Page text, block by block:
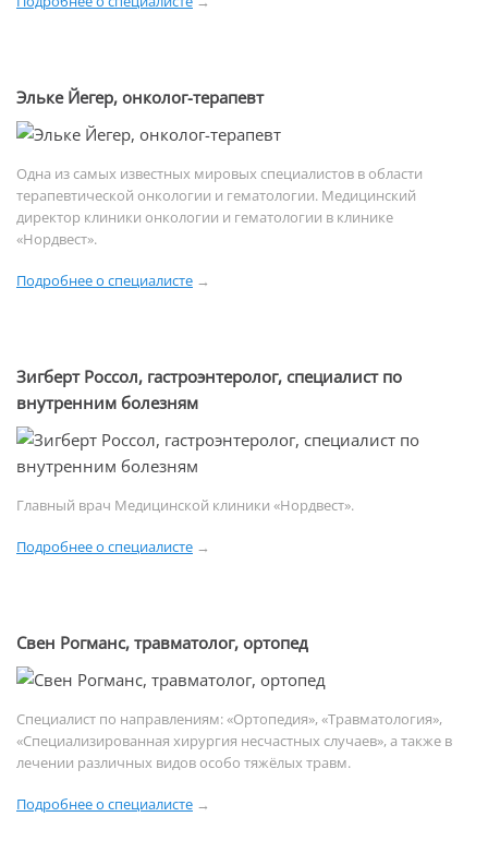
Эльке Йегер, онколог-терапевт
Одна из самых известных мировых специалистов в области
терапевтической онкологии и гематологии. Медицинский
директор клиники онкологии и гематологии в клинике
«Нордвест».
Подробнее о специалисте →
Зигберт Россол, гастроэнтеролог, специалист по
внутренним болезням
Главный врач Медицинской клиники «Нордвест».
Подробнее о специалисте →
Свен Рогманс, травматолог, ортопед
Специалист по направлениям: «Ортопедия», «Травматология»,
«Специализированная хирургия несчастных случаев», а также в
лечении различных видов особо тяжёлых травм.
Подробнее о специалисте →